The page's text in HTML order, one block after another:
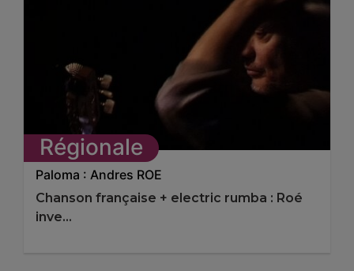
Régionale
Paloma : Andres ROE
Chanson française + electric rumba : Roé
inve...